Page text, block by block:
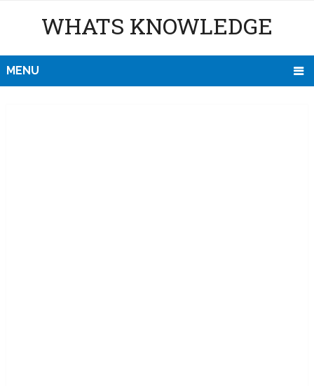
WHATS KNOWLEDGE
MENU